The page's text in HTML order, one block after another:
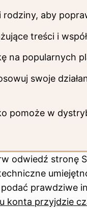
aby
treści i
na popularnych
swoje
pomoże w
odwiedź stronę
podać prawdziwe
konta przyjdzie